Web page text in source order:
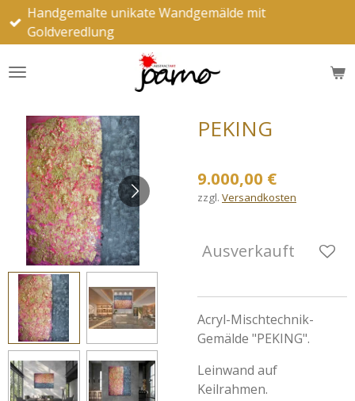
Zum
Hauptinhalt
Handgemalte unikate Wandgemälde mit
Goldveredlung
PEKING
9.000,00 €
zzgl. Versandkosten
Ausverkauft
Acryl-Mischtechnik-
Gemälde "PEKING".
Leinwand auf
Keilrahmen.